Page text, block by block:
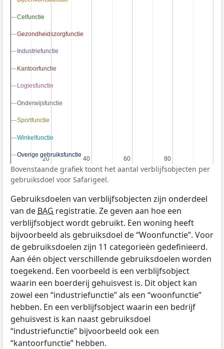
20
20 40
40 60
60 80
80
Celfunctie
Celfunctie
Gezondheidszorgfunctie
Gezondheidszorgfunctie
Industriefunctie
Industriefunctie
Kantoorfunctie
Kantoorfunctie
Logiesfunctie
Logiesfunctie
Onderwijsfunctie
Onderwijsfunctie
Sportfunctie
Sportfunctie
Winkelfunctie
Winkelfunctie
Overige gebruiksfunctie
Overige gebruiksfunctie
Bovenstaande grafiek toont het aantal verblijfsobjecten per
gebruiksdoel voor Safarigeel.
Gebruiksdoelen van verblijfsobjecten zijn onderdeel
van de BAG registratie. Ze geven aan hoe een
verblijfsobject wordt gebruikt. Een woning heeft
bijvoorbeeld als gebruiksdoel de “Woonfunctie”. Voor
de gebruiksdoelen zijn 11 categorieën gedefinieerd.
Aan één object verschillende gebruiksdoelen worden
toegekend. Een voorbeeld is een verblijfsobject
waarin een boerderij gehuisvest is. Dit object kan
zowel een “industriefunctie” als een “woonfunctie”
hebben. En een verblijfsobject waarin een bedrijf
gehuisvest is kan naast gebruiksdoel
“industriefunctie” bijvoorbeeld ook een
“kantoorfunctie” hebben.